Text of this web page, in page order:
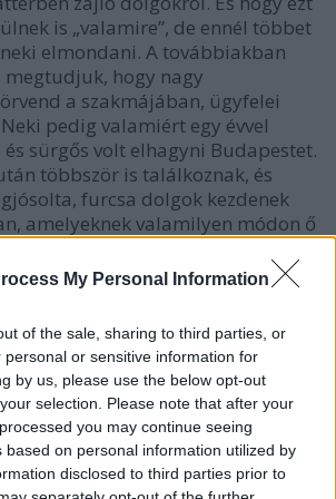
My Personal Information
of the sale, sharing to third parties, or
personal or sensitive information for
by us, please use the below opt-out
selection. Please note that after your
you may continue seeing
based on personal information utilized by
disclosed to third parties prior to
is „valamire”, de ennél többet
elmondani. A továbbiakban
megtudjuk, hogy nagy
a szakmájában, ügyfelei
pedig valamiért egy évvel
sürgős volt elhagyni Budapestet.
többször is találkoznak, és
furcsa dolgok kezdenek
amelyeknek valamilyen módon ő
ismerősét is.